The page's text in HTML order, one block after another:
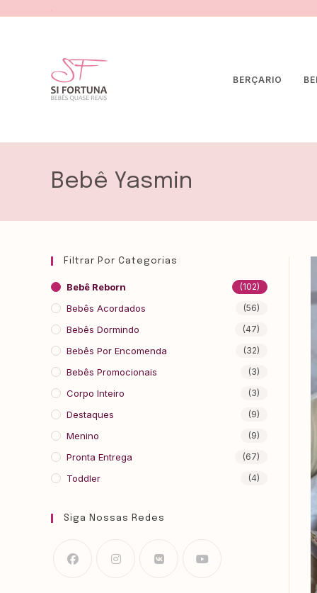
.
BERÇARIO
Bebê Yasmin
Filtrar Por Categorias
Bebê Reborn (102)
Bebês Acordados (56)
Bebês Dormindo (47)
Bebês Por Encomenda (32)
Bebês Promocionais (3)
Corpo Inteiro (3)
Destaques (9)
Menino (9)
Pronta Entrega (67)
Toddler (4)
Siga Nossas Redes